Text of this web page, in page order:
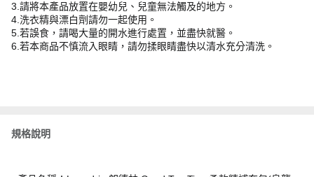
3.請將本產品放置在嬰幼兒、兒童無法觸及的地方。
4.洗衣精與漂白劑請勿一起使用。
5.若誤食，請喝大量的開水進行處置，並盡快就醫。
6.若本商品不慎流入眼睛，請勿揉眼睛盡快以清水充分清洗。
規格說明